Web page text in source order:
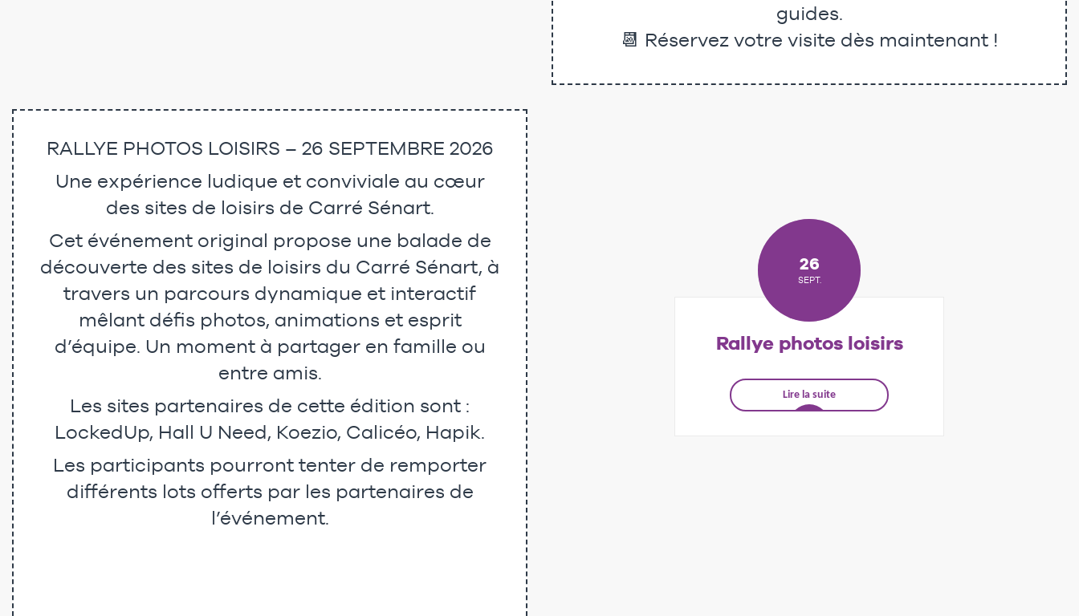
guides.
📆 Réservez votre visite dès maintenant !
RALLYE PHOTOS LOISIRS – 26 SEPTEMBRE 2026
Une expérience ludique et conviviale au cœur
des sites de loisirs de Carré Sénart.
Cet événement original propose une balade de
découverte des sites de loisirs du Carré Sénart, à
travers un parcours dynamique et interactif
mêlant défis photos, animations et esprit
d’équipe. Un moment à partager en famille ou
entre amis.
Les sites partenaires de cette édition sont :
LockedUp, Hall U Need, Koezio, Calicéo, Hapik.
Les participants pourront tenter de remporter
différents lots offerts par les partenaires de
l’événement.
26
SEPT.
Rallye photos loisirs
Lire la suite